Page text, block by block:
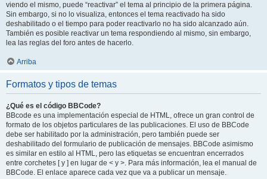
viendo el mismo, puede “reactivar” el tema al principio de la primera página.
Sin embargo, si no lo visualiza, entonces el tema reactivado ha sido
deshabilitado o el tiempo para poder reactivarlo no ha sido alcanzado aún.
También es posible reactivar un tema respondiendo al mismo, sin embargo,
lea las reglas del foro antes de hacerlo.
Arriba
Formatos y tipos de temas
¿Qué es el código BBCode?
BBcode es una implementación especial de HTML, ofrece un gran control de
formato de los objetos particulares de las publicaciones. El uso de BBCode
debe ser habilitado por la administración, pero también puede ser
deshabilitado del formulario de publicación de mensajes. BBCode asimismo
es similar en estilo al HTML, pero las etiquetas se encuentran encerrados
entre corchetes [ y ] en lugar de < y >. Para más información, lea el manual de
BBCode. El enlace aparece cada vez que va a publicar un mensaje.